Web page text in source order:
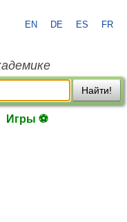
EN DE ES FR
Найти!
Игры ⚽